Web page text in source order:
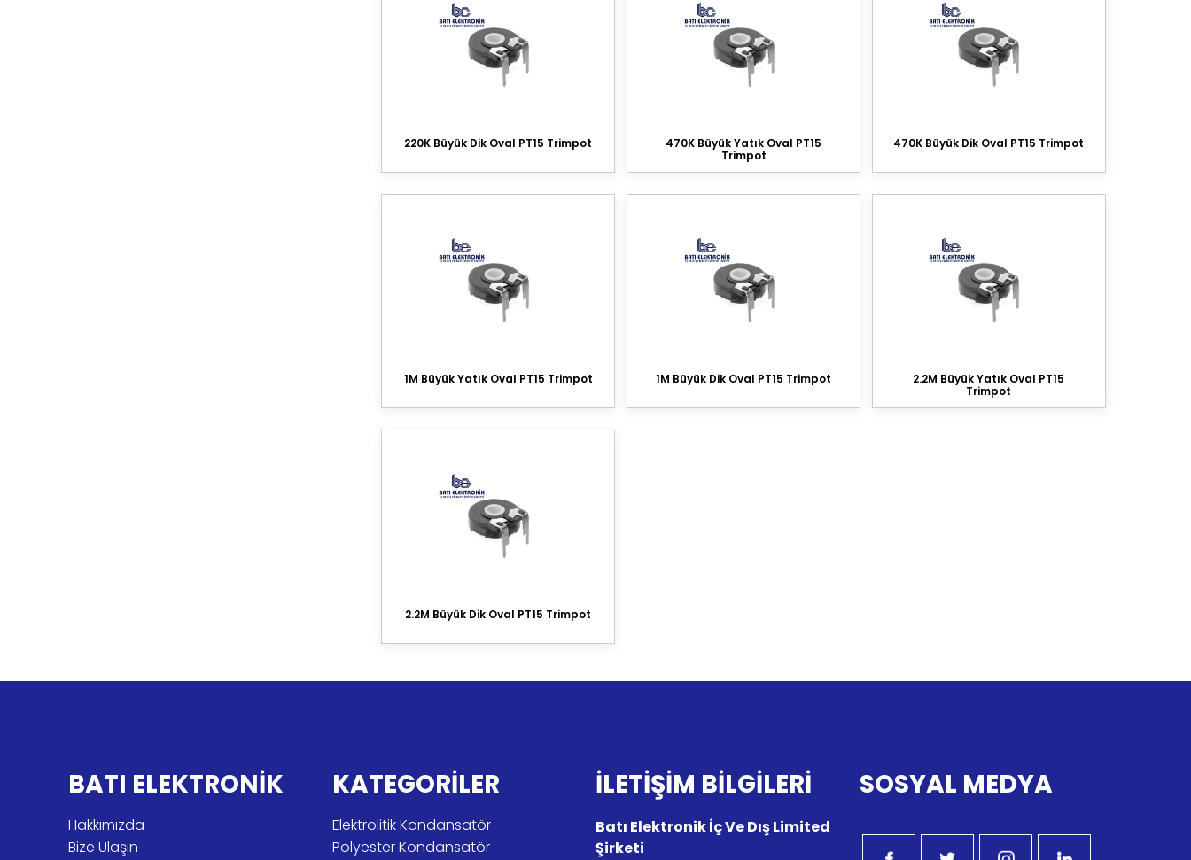
220K Büyük Dik Oval PT15 Trimpot
470K Büyük Yatık Oval PT15
Trimpot
470K Büyük Dik Oval PT15 Trimpot
1M Büyük Yatık Oval PT15 Trimpot 1M Büyük Dik Oval PT15 Trimpot
2.2M Büyük Yatık Oval PT15
Trimpot
2.2M Büyük Dik Oval PT15 Trimpot
BATI ELEKTRONİK
Hakkımızda
Bize Ulaşın
KATEGORİLER
Elektrolitik Kondansatör
Polyester Kondansatör
İLETİŞİM BİLGİLERİ
Batı Elektronik İç Ve Dış Limited
Şirketi
SOSYAL MEDYA